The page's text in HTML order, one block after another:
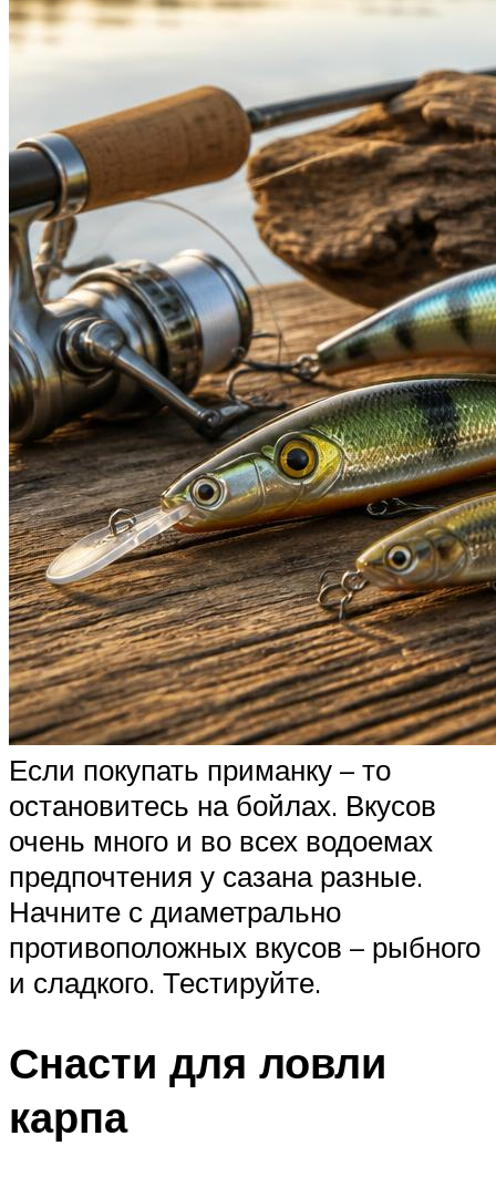
Если покупать приманку – то
остановитесь на бойлах. Вкусов
очень много и во всех водоемах
предпочтения у сазана разные.
Начните с диаметрально
противоположных вкусов – рыбного
и сладкого. Тестируйте.
Снасти для ловли
карпа